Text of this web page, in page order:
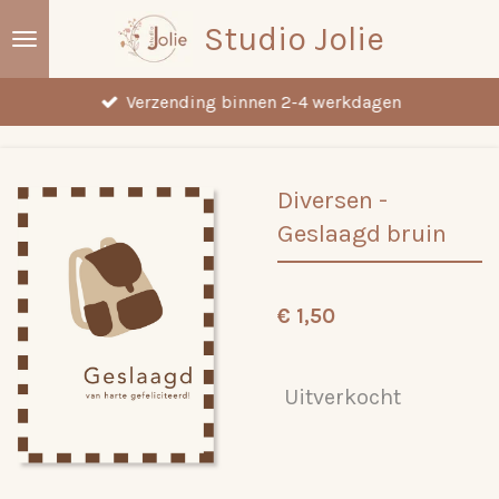
Studio Jolie
Verzending binnen 2-4 werkdagen
Diversen -
Geslaagd bruin
€ 1,50
Uitverkocht